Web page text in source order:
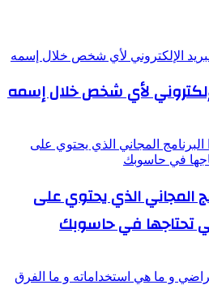
لأي شخص خلال إسمه
المجاني الذي يحتوي على
تحتاجها في حاسوبك